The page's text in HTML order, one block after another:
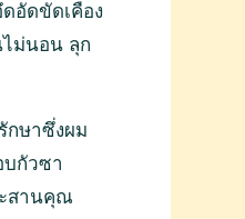
อัดขัดเคือง
ม่นอน ลุก
กษาซึ่งผม
กัวซา
สานคุณ